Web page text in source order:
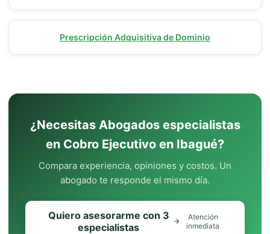
Prescripción Adquisitiva de Dominio
¿Necesitas Abogados especialistas
en Cobro Ejecutivo en Ibagué?
Compara experiencia, opiniones y costos. Un
abogado te responde el mismo día.
Quiero asesorarme con 3
especialistas
Atención
inmediata